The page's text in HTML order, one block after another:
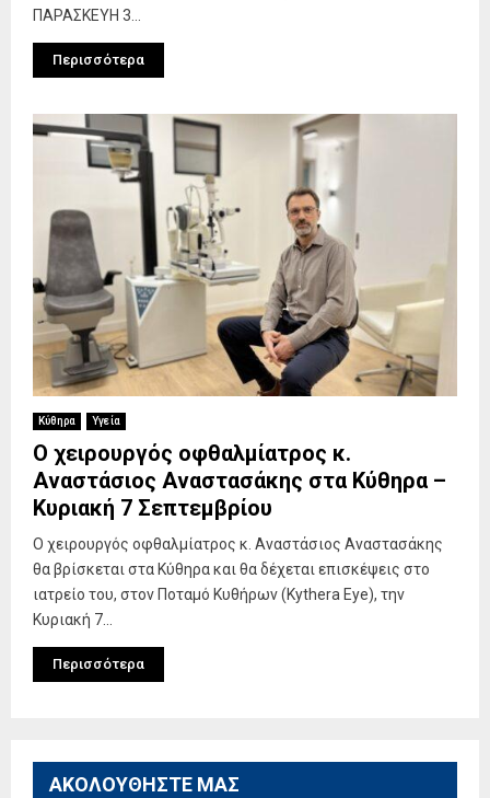
ΠΑΡΑΣΚΕΥΗ 3...
Περισσότερα
Κύθηρα Υγεία
Ο χειρουργός οφθαλμίατρος κ.
Αναστάσιος Αναστασάκης στα Κύθηρα –
Κυριακή 7 Σεπτεμβρίου
Ο χειρουργός οφθαλμίατρος κ. Αναστάσιος Αναστασάκης
θα βρίσκεται στα Κύθηρα και θα δέχεται επισκέψεις στο
ιατρείο του, στον Ποταμό Κυθήρων (Kythera Eye), την
Κυριακή 7...
Περισσότερα
ΑΚΟΛΟΥΘΗΣΤΕ ΜΑΣ